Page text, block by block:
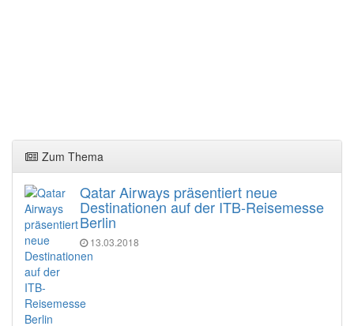
Zum Thema
Qatar Airways präsentiert neue
Destinationen auf der ITB-Reisemesse
Berlin
13.03.2018